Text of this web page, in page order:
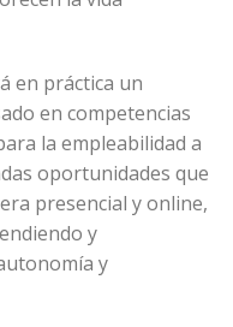
en práctica un
en competencias
la empleabilidad a
oportunidades que
presencial y online,
y
y